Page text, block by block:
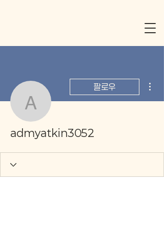
admyatkin3052
팔로우
admyatkin3052